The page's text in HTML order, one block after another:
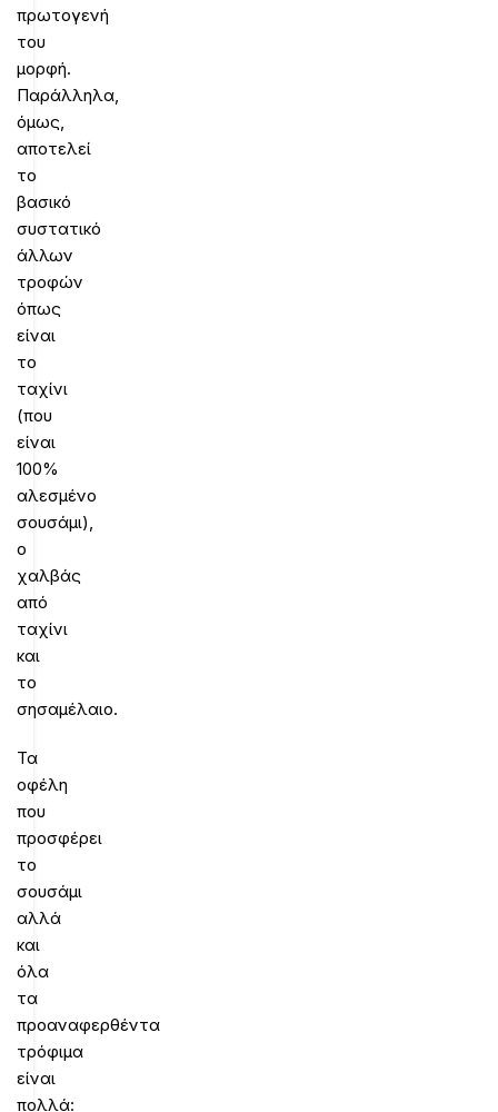
πρωτογενή
του
μορφή.
Παράλληλα,
όμως,
αποτελεί
το
βασικό
συστατικό
άλλων
τροφών
όπως
είναι
το
ταχίνι
(που
είναι
100%
αλεσμένο
σουσάμι),
ο
χαλβάς
από
ταχίνι
και
το
σησαμέλαιο.
Τα
οφέλη
που
προσφέρει
το
σουσάμι
αλλά
και
όλα
τα
προαναφερθέντα
τρόφιμα
είναι
πολλά: